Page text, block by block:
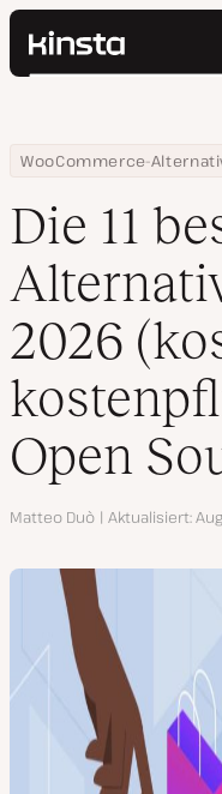
Kinsta®
Preise
Kontakt
Suchen
Home
Ressourcen Center
WooCommerce-
Die 11 besten Shopify-
Die 11
2026
Open
Autor
Matteo Duò Aktualisiert